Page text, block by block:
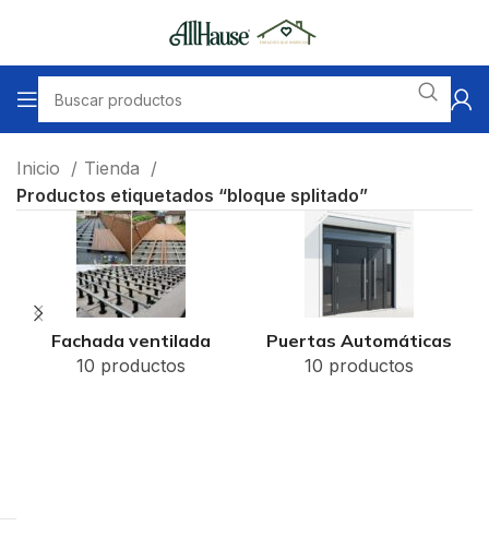
Inicio
Tienda
Productos etiquetados “bloque splitado”
Fachada ventilada
10 productos
Puertas Automáticas
10 productos